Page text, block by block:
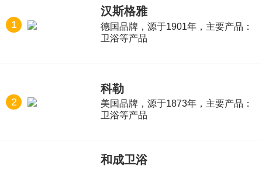
1
汉斯格雅
德国品牌，源于1901年，主要产品：
卫浴等产品
2
科勒
美国品牌，源于1873年，主要产品：
卫浴等产品
和成卫浴